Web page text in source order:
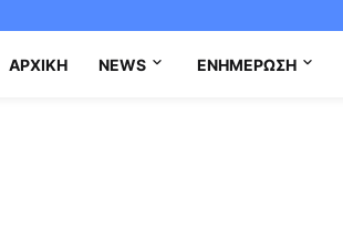
ΑΡΧΙΚΉ NEWS ΕΝΗΜΈΡΩΣΗ